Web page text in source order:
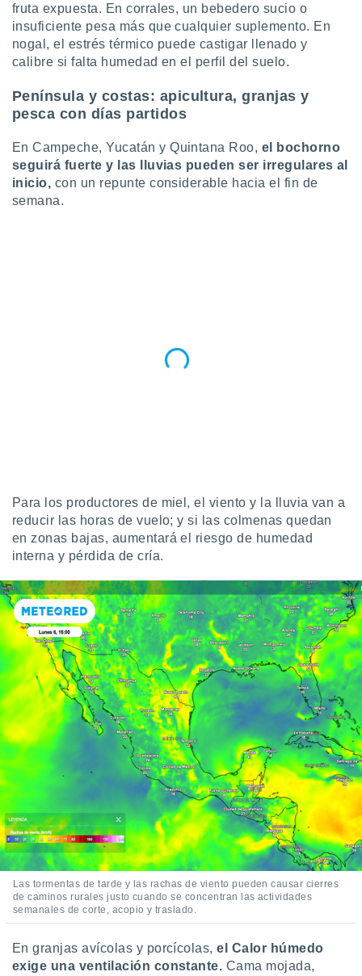
fruta expuesta. En corrales, un bebedero sucio o
insuficiente pesa más que cualquier suplemento. En
nogal, el estrés térmico puede castigar llenado y
calibre si falta humedad en el perfil del suelo.
Península y costas: apicultura, granjas y
pesca con días partidos
En Campeche, Yucatán y Quintana Roo, el bochorno
seguirá fuerte y las lluvias pueden ser irregulares al
inicio, con un repunte considerable hacia el fin de
semana.
Para los productores de miel, el viento y la lluvia van a
reducir las horas de vuelo; y si las colmenas quedan
en zonas bajas, aumentará el riesgo de humedad
interna y pérdida de cría.
Las tormentas de tarde y las rachas de viento pueden causar cierres
de caminos rurales justo cuando se concentran las actividades
semanales de corte, acopio y traslado.
En granjas avícolas y porcícolas,el Calor húmedo
exige una ventilación constante. Cama mojada,